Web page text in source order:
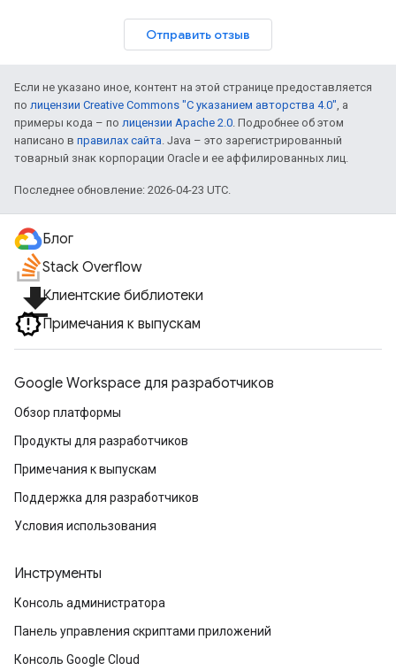
Отправить отзыв
Если не указано иное, контент на этой странице предоставляется
по лицензии Creative Commons "С указанием авторства 4.0", а
примеры кода – по лицензии Apache 2.0. Подробнее об этом
написано в правилах сайта. Java – это зарегистрированный
товарный знак корпорации Oracle и ее аффилированных лиц.
Последнее обновление: 2026-04-23 UTC.
Блог
Stack Overflow
file_downloadКлиентские библиотеки
Примечания к выпускам
Google Workspace для разработчиков
Обзор платформы
Продукты для разработчиков
Примечания к выпускам
Поддержка для разработчиков
Условия использования
Инструменты
Консоль администратора
Панель управления скриптами приложений
Консоль Google Cloud